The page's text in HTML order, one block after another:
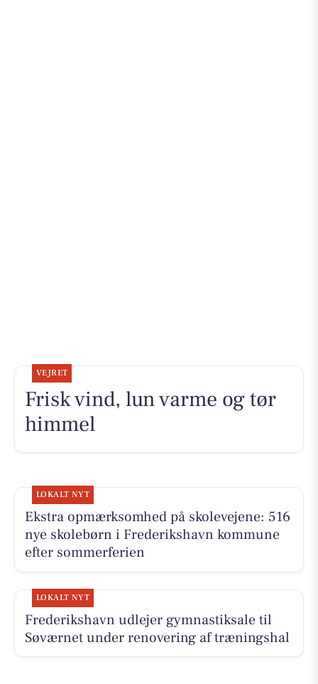
VEJRET
Frisk vind, lun varme og tør
himmel
LOKALT NYT
Ekstra opmærksomhed på skolevejene: 516
nye skolebørn i Frederikshavn kommune
efter sommerferien
LOKALT NYT
Frederikshavn udlejer gymnastiksale til
Søværnet under renovering af træningshal